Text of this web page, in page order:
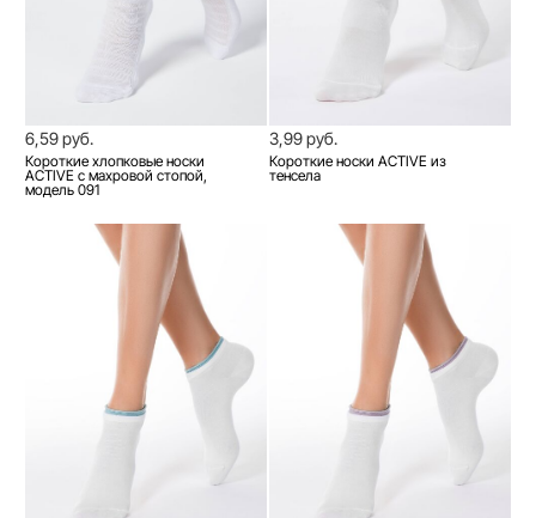
6,59 руб.
Короткие хлопковые носки
ACTIVE с махровой стопой,
модель 091
3,99 руб.
Короткие носки ACTIVE из
тенсела